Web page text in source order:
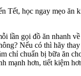
lần gọi đồ ăn nhanh
Nếu có thì hãy
chỉ chuẩn bị bữa ăn
mạnh hơn, tiết kiệm